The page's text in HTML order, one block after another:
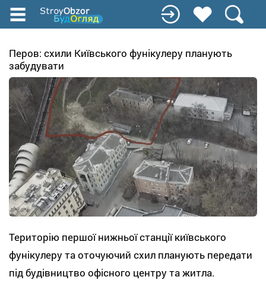
Перейти
содержанию
Перов: схили Київського фунікулеру планують
забудувати
Територію першої нижньої станції київського
фунікулеру та оточуючий схил планують передати
під будівництво офісного центру та житла.